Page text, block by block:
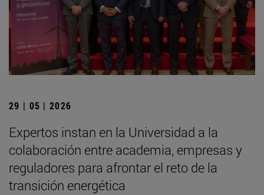
29 | 05 | 2026
Expertos instan en la Universidad a la
colaboración entre academia, empresas y
reguladores para afrontar el reto de la
transición energética